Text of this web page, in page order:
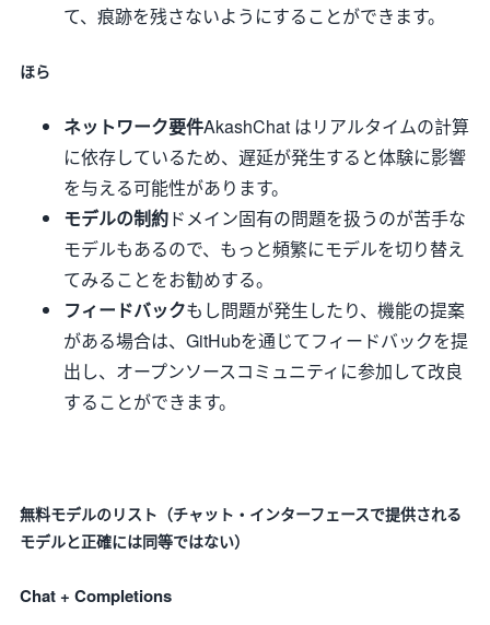
て、痕跡を残さないようにすることができます。
ほら
ネットワーク要件AkashChat はリアルタイムの計算
に依存しているため、遅延が発生すると体験に影響
を与える可能性があります。
モデルの制約ドメイン固有の問題を扱うのが苦手な
モデルもあるので、もっと頻繁にモデルを切り替え
てみることをお勧めする。
フィードバックもし問題が発生したり、機能の提案
がある場合は、GitHubを通じてフィードバックを提
出し、オープンソースコミュニティに参加して改良
することができます。
無料モデルのリスト（チャット・インターフェースで提供される
モデルと正確には同等ではない）
Chat + Completions